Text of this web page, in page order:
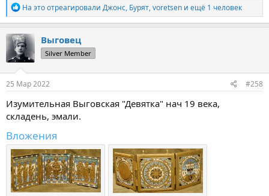
Р
е
а
к
ц
и
и
:
На это отреагировали Джонс, Бурят,voretsen и ещё 1 человек
Выговец
Silver Member
25 Мар 2022 #258
Изумительная Выговская "Девятка" нач 19 века,
складень, эмали.
Вложения